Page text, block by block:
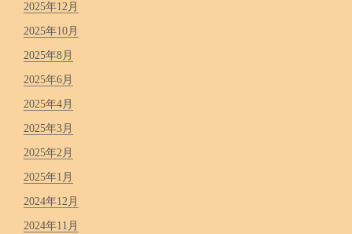
2025年12月
2025年10月
2025年8月
2025年6月
2025年4月
2025年3月
2025年2月
2025年1月
2024年12月
2024年11月